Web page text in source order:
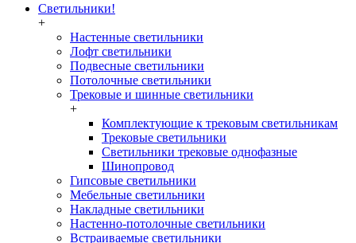
Светильники!
+
Настенные светильники
Лофт светильники
Подвесные светильники
Потолочные светильники
Трековые и шинные светильники
+
Комплектующие к трековым светильникам
Трековые светильники
Светильники трековые однофазные
Шинопровод
Гипсовые светильники
Мебельные светильники
Накладные светильники
Настенно-потолочные светильники
Встраиваемые светильники